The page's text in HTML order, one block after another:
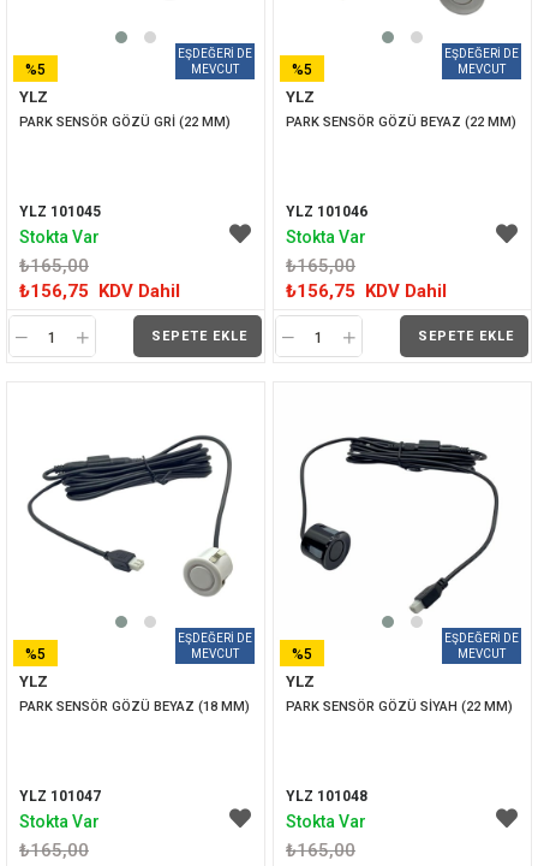
YLZ
PARK SENSÖR GÖZÜ GRİ (22 MM)
YLZ 101045
₺165,00
₺156,75 KDV Dahil
SEPETE EKLE
%5
İNDIRIM
Stokta Var
YLZ
PARK SENSÖR GÖZÜ BEYAZ (22 MM)
YLZ 101046
₺165,00
₺156,75 KDV Dahil
SEPETE EKLE
%5
İNDIRIM
Stokta Var
YLZ
PARK SENSÖR GÖZÜ BEYAZ (18 MM)
YLZ 101047
₺165,00
%5
İNDIRIM
Stokta Var
YLZ
PARK SENSÖR GÖZÜ SİYAH (22 MM)
YLZ 101048
₺165,00
%5
İNDIRIM
Stokta Var